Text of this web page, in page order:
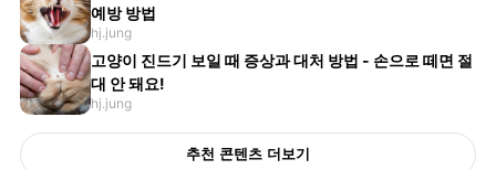
예방 방법
hj.jung
고양이 진드기 보일 때 증상과 대처 방법 - 손으로 떼면 절
대 안 돼요!
hj.jung
추천 콘텐츠 더보기